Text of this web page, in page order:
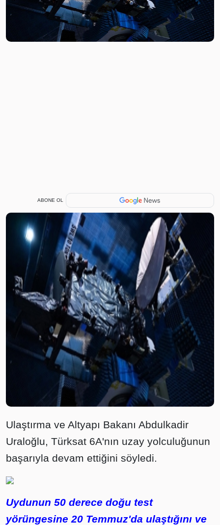
ABONE OL
Ulaştırma ve Altyapı Bakanı Abdulkadir
Uraloğlu, Türksat 6A'nın uzay yolculuğunun
başarıyla devam ettiğini söyledi.
Uydunun 50 derece doğu test
yörüngesine 20 Temmuz'da ulaştığını ve